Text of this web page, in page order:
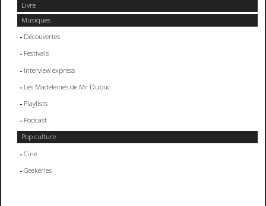
Livre
Musiques
Découvertes
Festivals
Interview express
Les Madeleines de Mr Dubuc
Playlists
Podcast
Pop culture
Ciné
Geekeries